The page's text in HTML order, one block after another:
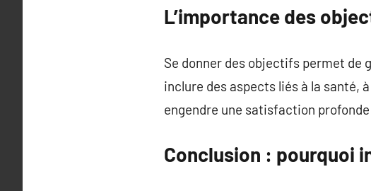
L’importance des
Se donner des objectifs permet
inclure des aspects liés à la santé,
engendre une satisfaction
Conclusion : pourquoi